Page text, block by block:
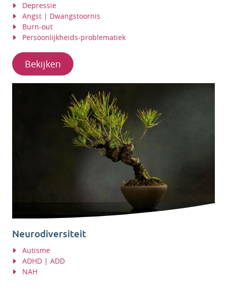
Depressie
Angst | Dwangstoornis
Burn-out
Persoonlijkheids-problematiek
Bekijken
Neurodiversiteit
Autisme
ADHD | ADD
NAH